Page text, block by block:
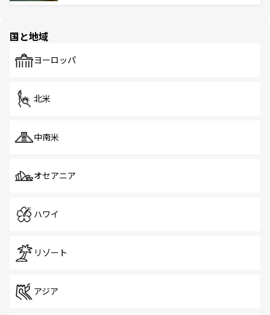
で、ホーカーズは地元の風情を楽しめる外せないスポット
国と地域
ヨーロッパ
北米
中南米
オセアニア
ハワイ
リゾート
アジア